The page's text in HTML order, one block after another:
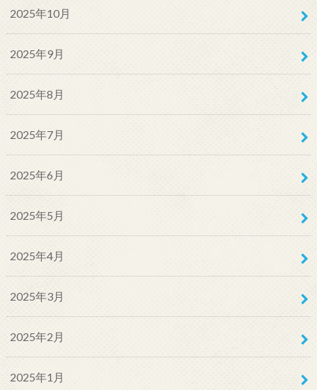
2025年10月
2025年9月
2025年8月
2025年7月
2025年6月
2025年5月
2025年4月
2025年3月
2025年2月
2025年1月